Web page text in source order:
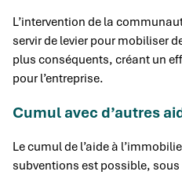
L’intervention de la
servir de levier pour mobiliser
plus conséquents, créant un
pour l’entreprise.
Cumul avec d’autres
Le cumul de l’aide à
subventions est possible, sous